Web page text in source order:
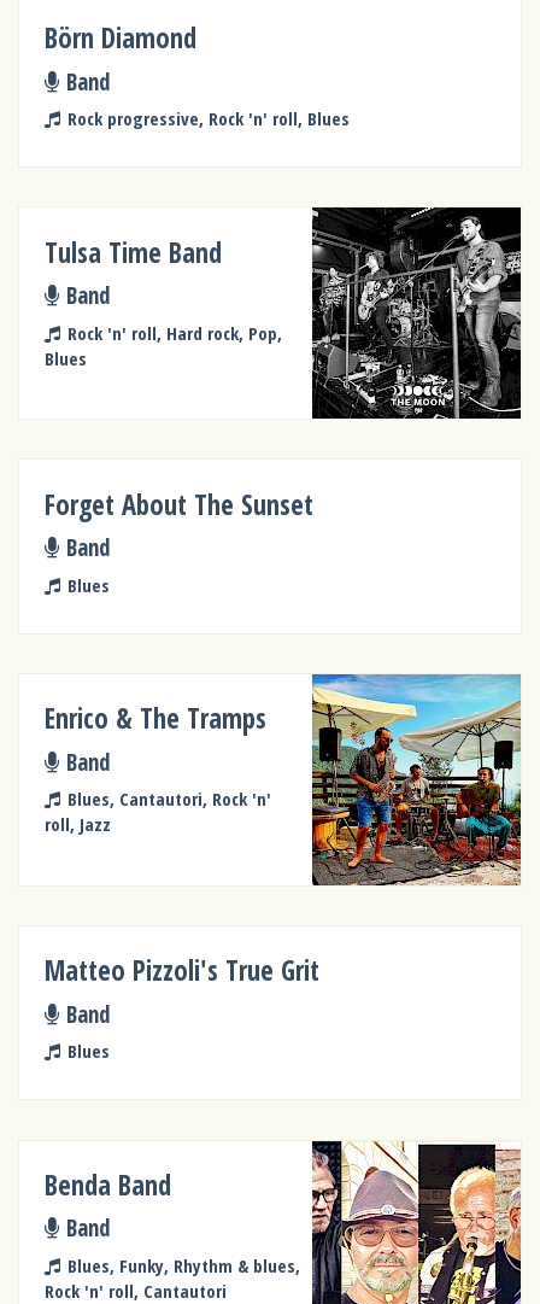
Börn Diamond
Band
Rock progressive, Rock 'n' roll, Blues
Tulsa Time Band
Band
Rock 'n' roll, Hard rock, Pop,
Blues
Forget About The Sunset
Band
Blues
Enrico & The Tramps
Band
Blues, Cantautori, Rock 'n'
roll, Jazz
Matteo Pizzoli's True Grit
Band
Blues
Benda Band
Band
Blues, Funky, Rhythm & blues,
Rock 'n' roll, Cantautori